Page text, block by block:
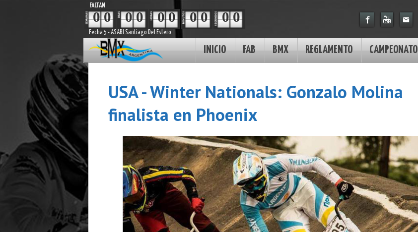
FALTAN
0 0 0 0 0 0 0 0 0 0
Fecha 5 - ASABI Santiago Del Estero
INICIO FAB BMX REGLAMENTO CAMPEONATO
USA - Winter Nationals: Gonzalo Molina
finalista en Phoenix